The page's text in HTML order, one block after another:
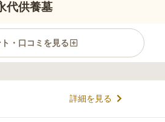
代供養墓
・口コミを見る
墓です。40台分の駐車場が備えられてお
対応のスペースとなっているため、車での
詳細を見る